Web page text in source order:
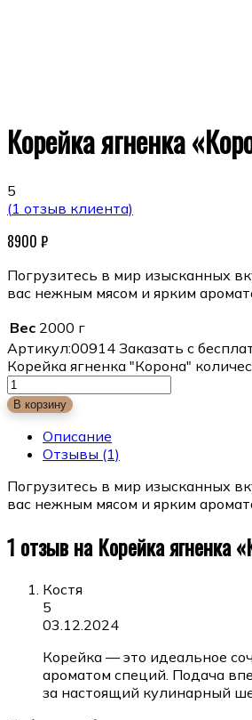
Корейка ягненка
5
(1 отзыв клиента)
8900 ₽
Погрузитесь в мир изысканных
вас нежным мясом и ярким
Вес 2000 г
Артикул:00914 Заказать с
Корейка ягненка "Корона"
В корзину
Описание
Отзывы (1)
Погрузитесь в мир изысканных
вас нежным мясом и ярким
1 отзыв на Корейка ягненка
Костя
5
03.12.2024
Корейка — это идеальное
ароматом специй. Подача
за настоящий кулинарный